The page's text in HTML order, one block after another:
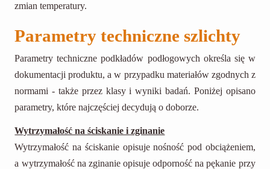
zmian temperatury.
Parametry techniczne szlichty
Parametry techniczne podkładów podłogowych określa się w
dokumentacji produktu, a w przypadku materiałów zgodnych z
normami - także przez klasy i wyniki badań. Poniżej opisano
parametry, które najczęściej decydują o doborze.
Wytrzymałość na ściskanie i zginanie
Wytrzymałość na ściskanie opisuje nośność pod obciążeniem,
a wytrzymałość na zginanie opisuje odporność na pękanie przy